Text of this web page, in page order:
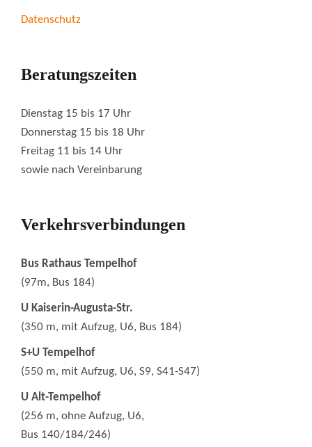
Datenschutz
Beratungszeiten
Dienstag 15 bis 17 Uhr
Donnerstag 15 bis 18 Uhr
Freitag 11 bis 14 Uhr
sowie nach Vereinbarung
Verkehrsverbindungen
Bus Rathaus Tempelhof
(97m, Bus 184)
U Kaiserin-Augusta-Str.
(350 m, mit Aufzug, U6, Bus 184)
S+U Tempelhof
(550 m, mit Aufzug, U6, S9, S41-S47)
U Alt-Tempelhof
(256 m, ohne Aufzug, U6,
Bus 140/184/246)